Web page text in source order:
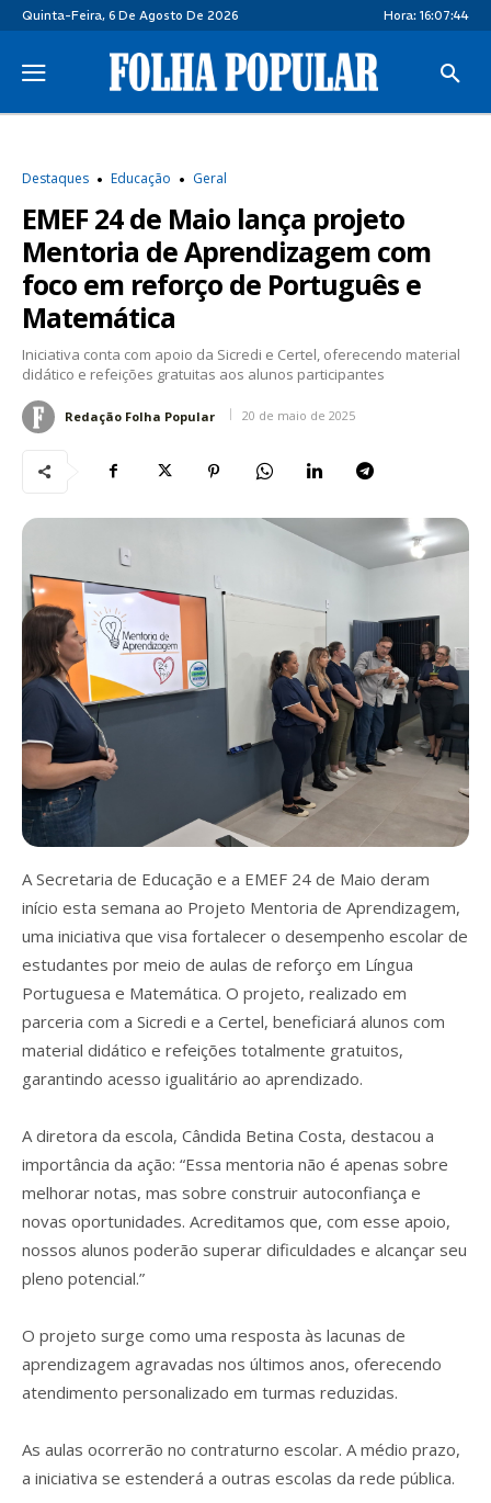
Quinta-Feira, 6 De Agosto De 2026 Hora: 16:07:45
Destaques Educação Geral
EMEF 24 de Maio lança projeto
Mentoria de Aprendizagem com
foco em reforço de Português e
Matemática
Iniciativa conta com apoio da Sicredi e Certel, oferecendo material
didático e refeições gratuitas aos alunos participantes
Redação Folha Popular 20 de maio de 2025
A Secretaria de Educação e a EMEF 24 de Maio deram
início esta semana ao Projeto Mentoria de Aprendizagem,
uma iniciativa que visa fortalecer o desempenho escolar de
estudantes por meio de aulas de reforço em Língua
Portuguesa e Matemática. O projeto, realizado em
parceria com a Sicredi e a Certel, beneficiará alunos com
material didático e refeições totalmente gratuitos,
garantindo acesso igualitário ao aprendizado.
A diretora da escola, Cândida Betina Costa, destacou a
importância da ação: “Essa mentoria não é apenas sobre
melhorar notas, mas sobre construir autoconfiança e
novas oportunidades. Acreditamos que, com esse apoio,
nossos alunos poderão superar dificuldades e alcançar seu
pleno potencial.”
O projeto surge como uma resposta às lacunas de
aprendizagem agravadas nos últimos anos, oferecendo
atendimento personalizado em turmas reduzidas.
As aulas ocorrerão no contraturno escolar. A médio prazo,
a iniciativa se estenderá a outras escolas da rede pública.